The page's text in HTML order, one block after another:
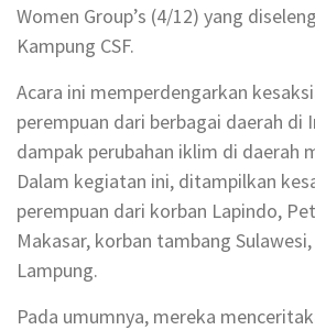
Women Group’s (4/12) yang
Kampung CSF.
Acara ini memperdengarkan
perempuan dari berbagai daerah di
dampak perubahan iklim di daerah
Dalam kegiatan ini, ditampilkan
perempuan dari korban Lapindo,
Makasar, korban tambang
Lampung.
Pada umumnya, mereka